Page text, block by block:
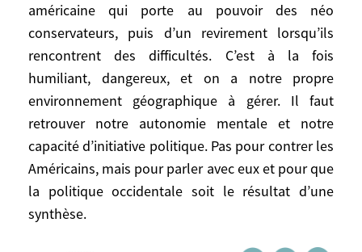
américaine qui porte au pouvoir des néo
conservateurs, puis d’un revirement lorsqu’ils
rencontrent des difficultés. C’est à la fois
humiliant, dangereux, et on a notre propre
environnement géographique à gérer. Il faut
retrouver notre autonomie mentale et notre
capacité d’initiative politique. Pas pour contrer les
Américains, mais pour parler avec eux et pour que
la politique occidentale soit le résultat d’une
synthèse.
de ça, il vaudrait mieux nouer une alliance
entre Européens, Américains et Arabes
modernisateurs pour dire: on va vous
accompagner, vous pays arabes, dans la
transformation vers la démocratie, car c’est
un processus long, nécessaire et explosif.
Mais il n’est pas question non plus que les
Européens et les Américains l’imposent
aux autres, car cela ne marchera pas.